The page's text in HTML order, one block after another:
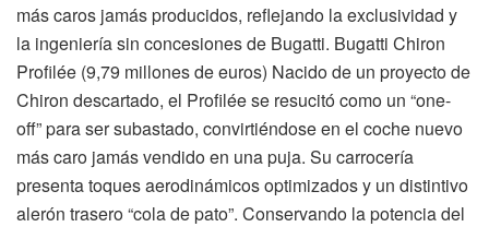
más caros jamás producidos, reflejando la exclusividad y
la ingeniería sin concesiones de Bugatti. Bugatti Chiron
Profilée (9,79 millones de euros) Nacido de un proyecto de
Chiron descartado, el Profilée se resucitó como un “one-
off” para ser subastado, convirtiéndose en el coche nuevo
más caro jamás vendido en una puja. Su carrocería
presenta toques aerodinámicos optimizados y un distintivo
alerón trasero “cola de pato”. Conservando la potencia del